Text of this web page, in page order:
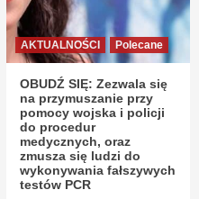
AKTUALNOŚCI Polecane
OBUDŹ SIĘ: Zezwala się
na przymuszanie przy
pomocy wojska i policji
do procedur
medycznych, oraz
zmusza się ludzi do
wykonywania fałszywych
testów PCR